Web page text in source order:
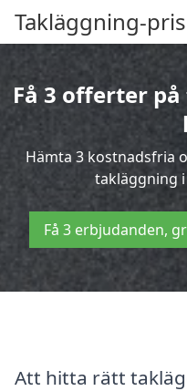
Takläggning-
Få 3 offerter
Hämta 3 kostnadsfria
takläggning
Få 3 erbjudanden,
Att hitta rätt